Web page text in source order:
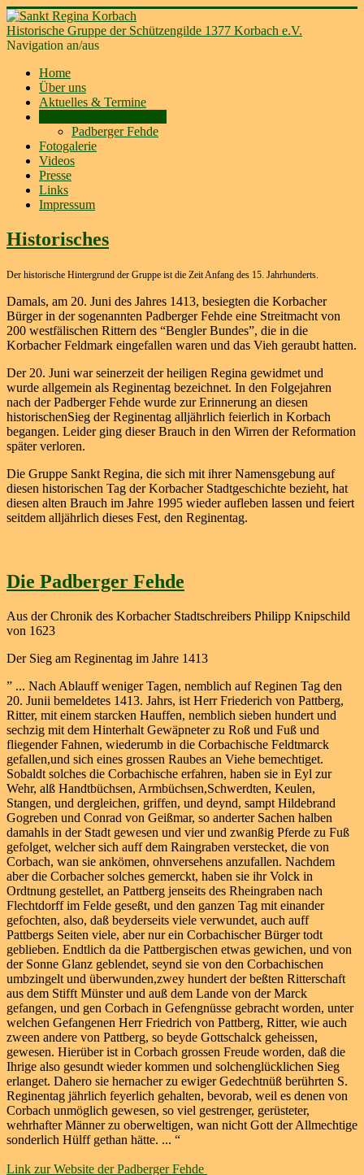
Historische Gruppe der Schützengilde 1377 Korbach e.V.
Navigation an/aus
Home
Über uns
Aktuelles & Termine
Padberger Fehde
Fotogalerie
Videos
Presse
Links
Impressum
Historisches
Der historische Hintergrund der Gruppe ist die Zeit Anfang des 15. Jahrhunderts.
Damals, am 20. Juni des Jahres 1413, besiegten die Korbacher
Bürger in der sogenannten Padberger Fehde eine Streitmacht von
200 westfälischen Rittern des “Bengler Bundes”, die in die
Korbacher Feldmark eingefallen waren und das Vieh geraubt hatten.
Der 20. Juni war seinerzeit der heiligen Regina gewidmet und
wurde allgemein als Reginentag bezeichnet. In den Folgejahren
nach der Padberger Fehde wurde zur Erinnerung an diesen
historischenSieg der Reginentag alljährlich feierlich in Korbach
begangen. Leider ging dieser Brauch in den Wirren der Reformation
später verloren.
Die Gruppe Sankt Regina, die sich mit ihrer Namensgebung auf
diesen historischen Tag der Korbacher Stadtgeschichte bezieht, hat
diesen alten Brauch im Jahre 1995 wieder aufleben lassen und feiert
seitdem alljährlich dieses Fest, den Reginentag.
Die Padberger Fehde
Aus der Chronik des Korbacher Stadtschreibers Philipp Knipschild
von 1623
Der Sieg am Reginentag im Jahre 1413
” ... Nach Ablauff weniger Tagen, nemblich auf Reginen Tag den
20. Junii bemeldetes 1413. Jahrs, ist Herr Friederich von Pattberg,
Ritter, mit einem starcken Hauffen, nemblich sieben hundert und
sechzig mit dem Hinterhalt Gewäpneter zu Roß und Fuß und
fliegender Fahnen, wiederumb in die Corbachische Feldtmarck
gefallen,und sich eines grossen Raubes an Viehe bemechtiget.
Sobaldt solches die Corbachische erfahren, haben sie in Eyl zur
Wehr, alß Handtbüchsen, Armbüchsen,Schwerdten, Keulen,
Stangen, und dergleichen, griffen, und deynd, sampt Hildebrand
Gogreben und Conrad von Geißmar, so anderter Sachen halben
damahls in der Stadt gewesen und vier und zwanßig Pferde zu Fuß
gefolget, welcher sich auff dem Raingraben verstecket, die von
Corbach, wan sie ankömen, ohnversehens anzufallen. Nachdem
aber die Corbacher solches gemerckt, haben sie ihr Volck in
Ordtnung gestellet, an Pattberg jenseits des Rheingraben nach
Flechtdorff im Felde geseßt, und den ganzen Tag mit einander
gefochten, also, daß beyderseits viele verwundet, auch auff
Pattbergs Seiten viele, aber nur ein Corbachischer Bürger todt
geblieben. Endtlich da die Pattbergischen etwas gewichen, und von
der Sonne Glanz geblendet, seynd sie von den Corbachischen
umbzingelt und überwunden,zwey hundert der beßten Ritterschaft
aus dem Stifft Münster und auß dem Lande von der Marck
gefangen, und gen Corbach in Gefengnüsse gebracht worden, unter
welchen Gefangenen Herr Friedrich von Pattberg, Ritter, wie auch
zween andere von Pattberg, so beyde Gottschalck geheissen,
gewesen. Hierüber ist in Corbach grossen Freude worden, daß die
Ihrige also gesundt wieder kommen und solchenglücklichen Sieg
erlanget. Dahero sie hernacher zu ewiger Gedechtnüß berührten S.
Reginentag jährlich feyerlich gehalten, bevorab, weil es denen von
Corbach unmöglich gewesen, so viel gestrenger, gerüsteter,
wehrhafter Männer zu oberweltigen, wan nicht Gott der Allmechtige
sonderlich Hülff gethan hätte. ... “
Link zur Website der Padberger Fehde